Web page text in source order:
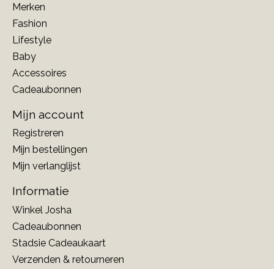
Merken
Fashion
Lifestyle
Baby
Accessoires
Cadeaubonnen
Mijn account
Registreren
Mijn bestellingen
Mijn verlanglijst
Informatie
Winkel Josha
Cadeaubonnen
Stadsie Cadeaukaart
Verzenden & retourneren